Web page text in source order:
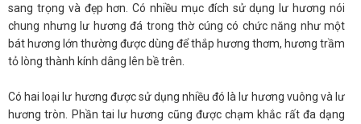
sang trọng và đẹp hơn. Có nhiều mục đích sử dụng lư hương nói
chung nhưng lư hương đá trong thờ cúng có chức năng như một
bát hương lớn thường được dùng để thắp hương thơm, hương trầm
tỏ lòng thành kính dâng lên bề trên.
Có hai loại lư hương được sử dụng nhiều đó là lư hương vuông và lư
hương tròn. Phần tai lư hương cũng được chạm khắc rất đa dạng